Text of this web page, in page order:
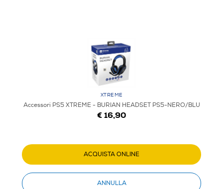
1/5
XTREME
Accessori PS5 XTREME - BURIAN HEADSET PS5-NERO/BLU
€ 16,90
ACQUISTA ONLINE
ANNULLA